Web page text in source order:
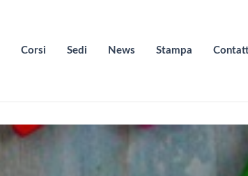
Corsi Sedi News Stampa